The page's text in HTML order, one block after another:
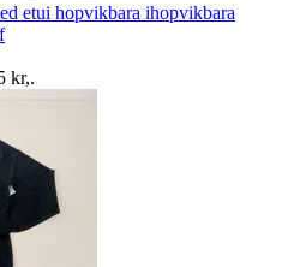
etui hopvikbara ihopvikbara
kr,.